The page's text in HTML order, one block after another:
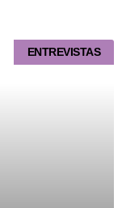
ENTREVISTAS